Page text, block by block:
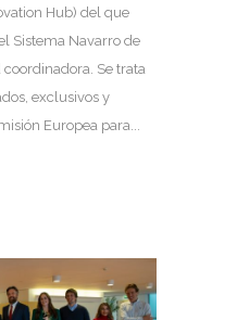
Hub) del que
Sistema Navarro de
Se trata
exclusivos y
Europea para...